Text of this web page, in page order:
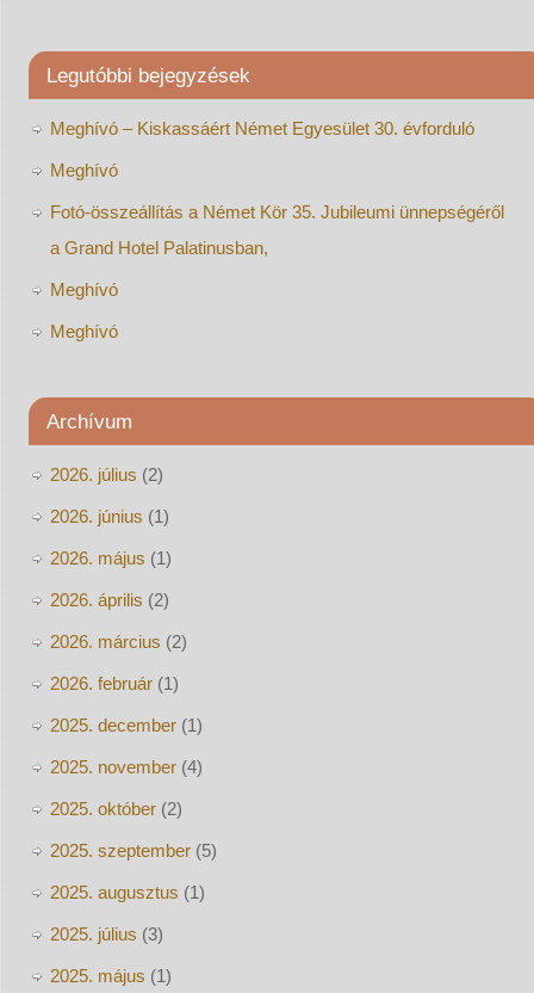
Legutóbbi bejegyzések
Meghívó – Kiskassáért Német Egyesület 30. évforduló
Meghívó
Fotó-összeállítás a Német Kör 35. Jubileumi ünnepségéről
a Grand Hotel Palatinusban,
Meghívó
Meghívó
Archívum
2026. július (2)
2026. június (1)
2026. május (1)
2026. április (2)
2026. március (2)
2026. február(1)
2025. december(1)
2025. november(4)
2025. október(2)
2025. szeptember(5)
2025. augusztus (1)
2025. július (3)
2025. május (1)